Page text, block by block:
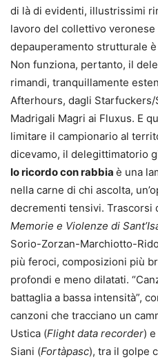
di là di evidenti, illustrissimi
lavoro del collettivo veronese
depauperamento strutturale
Non funziona, pertanto, il
rimandi, tranquillamente
Afterhours, dagli
Madrigali Magri ai Fluxus. E
limitare il campionario al
dicevamo, il delegittimatorio
Io ricordo con rabbia è una
nella carne di chi ascolta,
decrementi tensivi. Trascorsi
Memorie e Violenze di
Sorio-Zorzan-Marchiotto-
più feroci, composizioni più
profondi e meno dilatati.
battaglia a bassa intensità”,
canzoni che tracciano un
Ustica (Flight data recorder)
Siani (Fortàpasc), tra il golpe